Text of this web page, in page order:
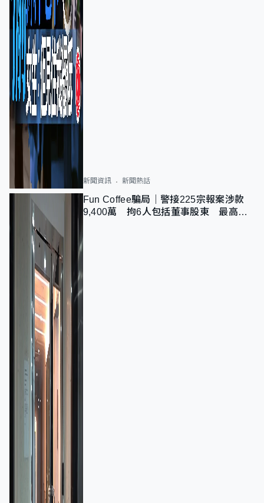
新聞資訊 新聞熱話
Fun Coffee騙局｜警接225宗報案涉款
9,400萬 拘6人包括董事股東 最高金